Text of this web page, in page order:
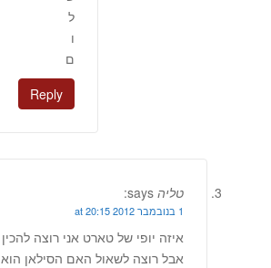
ל
ו
ם
Reply
טליה says:
1 בנובמבר 2012 at 20:15
איזה יופי של טארט אני רוצה להכין
אבל רוצה לשאול האם הסילאן הוא